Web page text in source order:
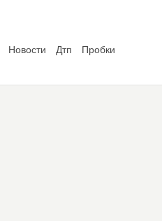
Новости Дтп
Пробки